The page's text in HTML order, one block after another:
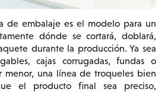
de embalaje es el modelo para un
dónde se cortará, doblará,
durante la producción. Ya sea
cajas corrugadas, fundas o
menor, una línea de troqueles bien
el producto final sea preciso,